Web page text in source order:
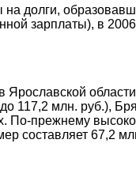
долги,
зарплаты), в
117,2 млн. руб.),
По-прежнему
составляет 67,2